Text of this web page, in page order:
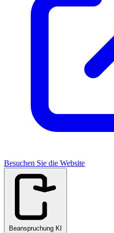
Besuchen Sie die Website
Beanspruchung KI